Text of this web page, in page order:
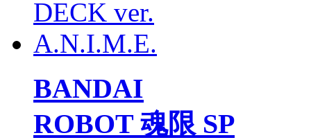
BANDAI
ROBOT 魂限 SP